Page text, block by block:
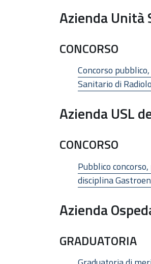
Azienda Unità
CONCORSO
Concorso
Sanitario di
Azienda USL
CONCORSO
Pubblico
disciplina
Azienda
GRADUATORIA